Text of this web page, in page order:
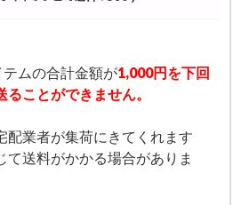
ムの合計金額が1,000円を下回
ことができません。
配業者が集荷にきてくれます
て送料がかかる場合がありま